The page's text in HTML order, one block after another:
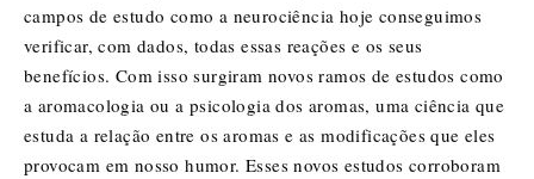
campos de estudo como a neurociência hoje conseguimos
verificar, com dados, todas essas reações e os seus
benefícios. Com isso surgiram novos ramos de estudos como
a aromacologia ou a psicologia dos aromas, uma ciência que
estuda a relação entre os aromas e as modificações que eles
provocam em nosso humor. Esses novos estudos corroboram